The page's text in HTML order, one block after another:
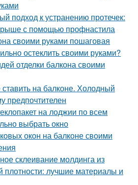
подход к устранению протечек:
с помощью профнастила
своими руками пошаговая
остеклить своими руками?
отделки балкона своими
на балконе. Холодный
предпочтителен
на лоджии по всем
выбрать окно
окон на балконе своими
склеивание молдинга из
плотности: лучшие материалы и